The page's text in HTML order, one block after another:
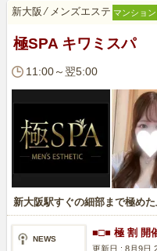
新大阪 ⁄ メンズエステ マンション
極SPA キワミスパ
11:00～翌5:00
新大阪駅すぐの細部まで極め
NEWS
■□■ 極 割 開
更新日 : 8月9日